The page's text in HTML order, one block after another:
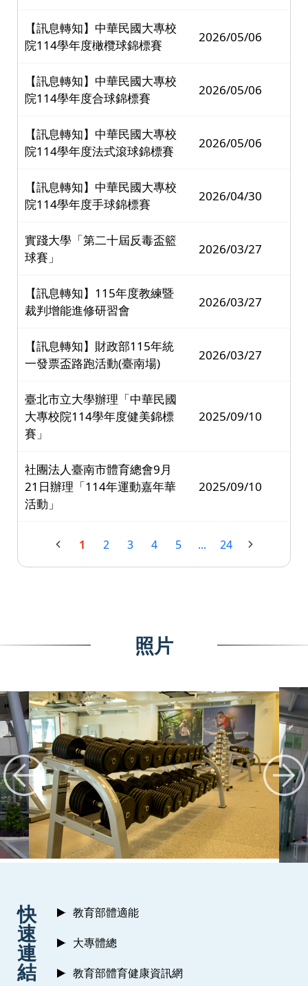
【訊息轉知】中華民國大專校
院114學年度橄欖球錦標賽
2026/05/06
【訊息轉知】中華民國大專校
院114學年度合球錦標賽
2026/05/06
【訊息轉知】中華民國大專校
院114學年度法式滾球錦標賽
2026/05/06
【訊息轉知】中華民國大專校
院114學年度手球錦標賽
2026/04/30
實踐大學「第二十屆反毒盃籃
球賽」
2026/03/27
【訊息轉知】115年度教練暨
裁判增能進修研習會
2026/03/27
【訊息轉知】財政部115年統
一發票盃路跑活動(臺南場)
2026/03/27
臺北市立大學辦理「中華民國
大專校院114學年度健美錦標
賽」
2025/09/10
社團法人臺南市體育總會9月
21日辦理「114年運動嘉年華
活動」
2025/09/10
1 2 3 4 5 ... 24
照片
快
速
連
結
教育部體適能
大專體總
教育部體育健康資訊網